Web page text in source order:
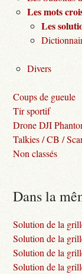
Les mots
Les
Divers
Coups de gueule
Tir sportif
Drone DJI
Talkies / CB /
Non classés
Dans la
Solution de la
Solution de la
Solution de la
Solution de la